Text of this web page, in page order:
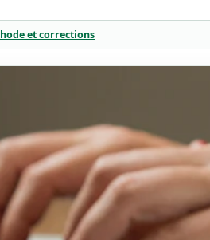
et corrections